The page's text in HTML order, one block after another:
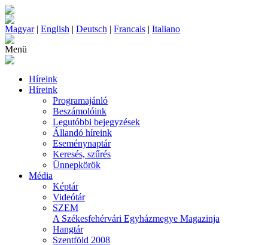
Magyar| English | Deutsch | Francais | Italiano
Menü
Híreink
Híreink
Programajánló
Beszámolóink
Legutóbbi bejegyzések
Állandó híreink
Eseménynaptár
Keresés, szűrés
Ünnepkörök
Média
Képtár
Videótár
SZEM
A Székesfehérvári Egyházmegye Magazinja
Hangtár
Szentföld 2008